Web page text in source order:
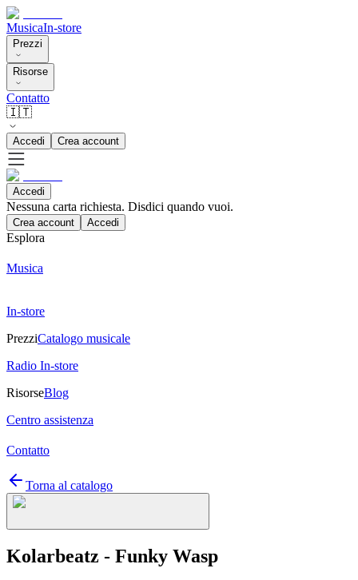
MusicaIn-store
Prezzi
Risorse
Contatto
🇮🇹
Accedi Crea account
Accedi
Nessuna carta richiesta. Disdici quando vuoi.
Crea account Accedi
Esplora
Musica
In-store
PrezziCatalogo musicale
Radio In-store
RisorseBlog
Centro assistenza
Contatto
Torna al catalogo
Kolarbeatz - Funky Wasp